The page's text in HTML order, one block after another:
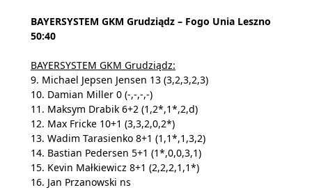
BAYERSYSTEM GKM Grudziądz – Fogo Unia Leszno
50:40
BAYERSYSTEM GKM Grudziądz:
9. Michael Jepsen Jensen 13 (3,2,3,2,3)
10. Damian Miller 0 (-,-,-,-)
11. Maksym Drabik 6+2 (1,2*,1*,2,d)
12. Max Fricke 10+1 (3,3,2,0,2*)
13. Wadim Tarasienko 8+1 (1,1*,1,3,2)
14. Bastian Pedersen 5+1 (1*,0,0,3,1)
15. Kevin Małkiewicz 8+1 (2,2,2,1,1*)
16. Jan Przanowski ns